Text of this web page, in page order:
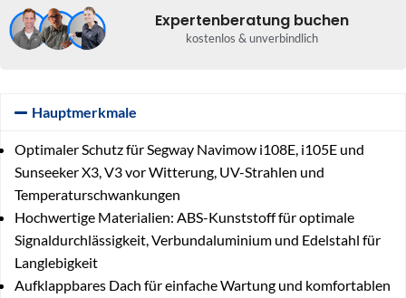
Expertenberatung buchen
kostenlos & unverbindlich
Hauptmerkmale
Optimaler Schutz für Segway Navimow i108E, i105E und
Sunseeker X3, V3 vor Witterung, UV-Strahlen und
Temperaturschwankungen
Hochwertige Materialien: ABS-Kunststoff für optimale
Signaldurchlässigkeit, Verbundaluminium und Edelstahl für
Langlebigkeit
Aufklappbares Dach für einfache Wartung und komfortablen